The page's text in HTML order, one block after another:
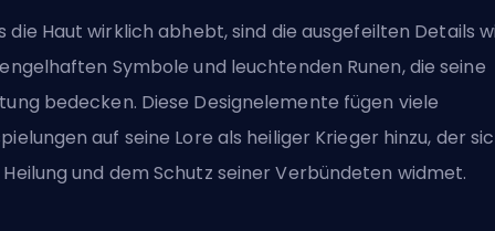
die Haut wirklich abhebt, sind die ausgefeilten Details
Symbole und leuchtenden Runen, die seine
bedecken. Diese Designelemente fügen viele
auf seine Lore als heiliger Krieger hinzu, der
und dem Schutz seiner Verbündeten widmet.